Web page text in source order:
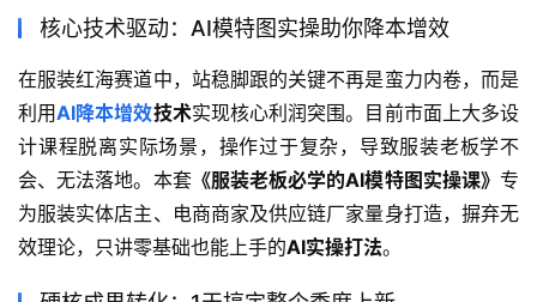
核心技术驱动：AI模特图实操助你降本增效
在服装红海赛道中，站稳脚跟的关键不再是蛮力内卷，而是
利用AI降本增效技术实现核心利润突围。目前市面上大多设
计课程脱离实际场景，操作过于复杂，导致服装老板学不
会、无法落地。本套《服装老板必学的AI模特图实操课》专
为服装实体店主、电商商家及供应链厂家量身打造，摒弃无
效理论，只讲零基础也能上手的AI实操打法。